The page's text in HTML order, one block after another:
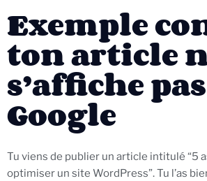
Exemple
ton article
s’affiche
Google
Tu viens de publier un article intitulé “5
optimiser un site WordPress”. Tu l’as